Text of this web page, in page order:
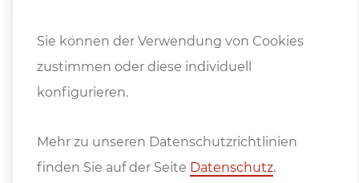
Sie können der Verwendung von Cookies
zustimmen oder diese individuell
konfigurieren.
Mehr zu unseren Datenschutzrichtlinien
finden Sie auf der Seite Datenschutz.